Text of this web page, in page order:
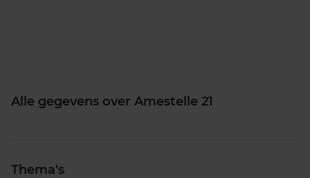
Alle gegevens over Amestelle 21
Thema's